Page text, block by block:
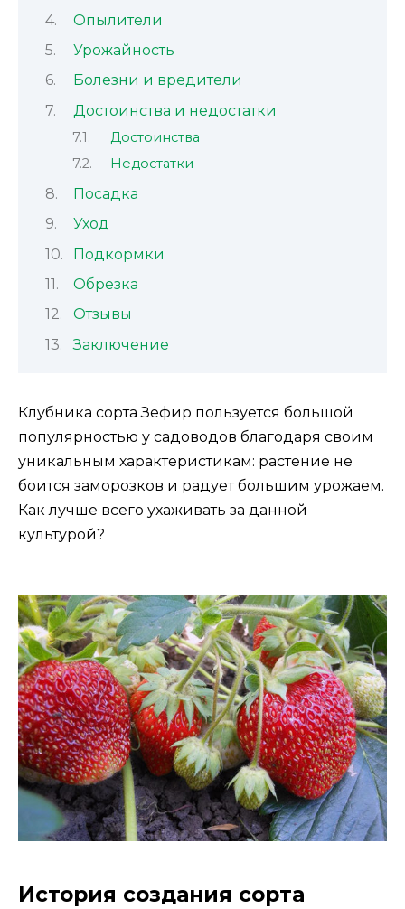
Опылители
Урожайность
Болезни и вредители
Достоинства и недостатки
Достоинства
Недостатки
Посадка
Уход
Подкормки
Обрезка
Отзывы
Заключение
Клубника сорта Зефир пользуется большой
популярностью у садоводов благодаря своим
уникальным характеристикам: растение не
боится заморозков и радует большим урожаем.
Как лучше всего ухаживать за данной
культурой?
История создания сорта